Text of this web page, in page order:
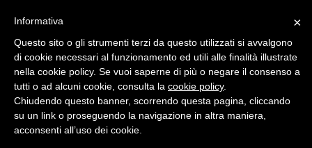
×
Informativa
Questo sito o gli strumenti terzi da questo utilizzati si avvalgono
di cookie necessari al funzionamento ed utili alle finalità illustrate
nella cookie policy. Se vuoi saperne di più o negare il consenso a
tutti o ad alcuni cookie, consulta la cookie policy.
Chiudendo questo banner, scorrendo questa pagina, cliccando
su un link o proseguendo la navigazione in altra maniera,
acconsenti all’uso dei cookie.